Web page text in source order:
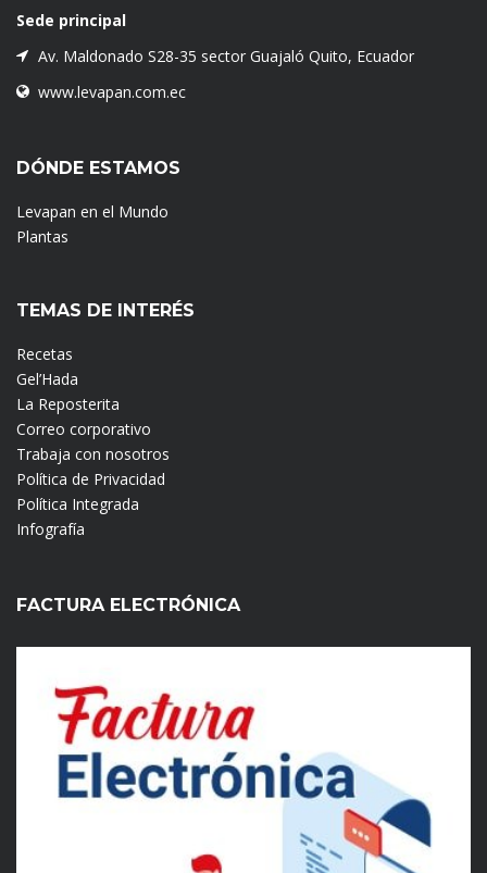
Sede principal
Av. Maldonado S28-35 sector Guajaló Quito, Ecuador
www.levapan.com.ec
DÓNDE ESTAMOS
Levapan en el Mundo
Plantas
TEMAS DE INTERÉS
Recetas
Gel’Hada
La Reposterita
Correo corporativo
Trabaja con nosotros
Política de Privacidad
Política Integrada
Infografía
FACTURA ELECTRÓNICA